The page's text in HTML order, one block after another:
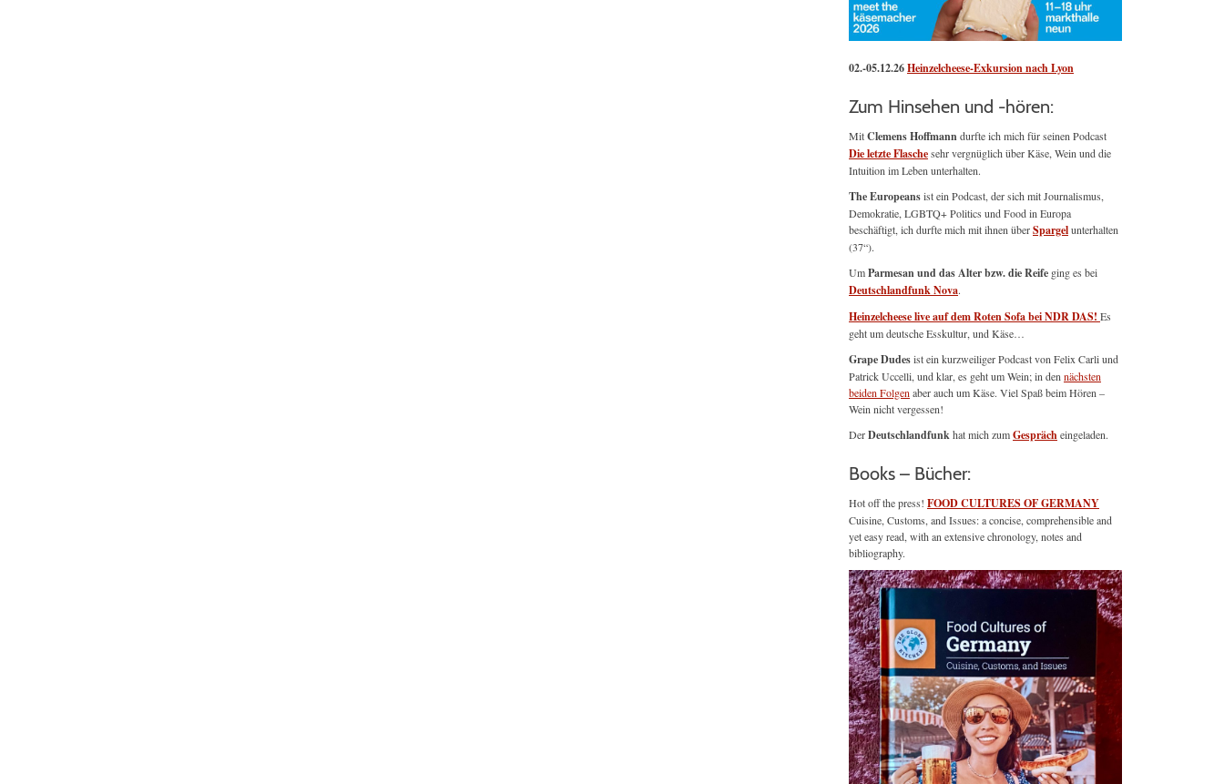
02.-05.12.26Heinzelcheese-Exkursion nach Lyon
Zum Hinsehen und -hören:
MitClemens Hoffmanndurfte ich mich für seinen Podcast
Die letzte Flaschesehr vergnüglich über Käse, Wein und die
Intuition im Leben unterhalten.
The Europeansist ein Podcast, der sich mit Journalismus,
Demokratie, LGBTQ+ Politics und Food in Europa
beschäftigt, ich durfte mich mit ihnen überSpargelunterhalten
(37“).
UmParmesan und das Alter bzw. die Reife ging es bei
Deutschlandfunk Nova.
Heinzelcheese live auf dem Roten Sofa bei NDR DAS! Es
geht um deutsche Esskultur, und Käse…
Grape Dudesist ein kurzweiliger Podcast von Felix Carli und
Patrick Uccelli, und klar, es geht um Wein; in den nächsten
beiden Folgen aber auch um Käse. Viel Spaß beim Hören –
Wein nicht vergessen!
DerDeutschlandfunkhat mich zumGesprächeingeladen.
Books – Bücher:
Hot off the press! FOOD CULTURES OF GERMANY
Cuisine, Customs, and Issues: a concise, comprehensible and
yet easy read, with an extensive chronology, notes and
bibliography.